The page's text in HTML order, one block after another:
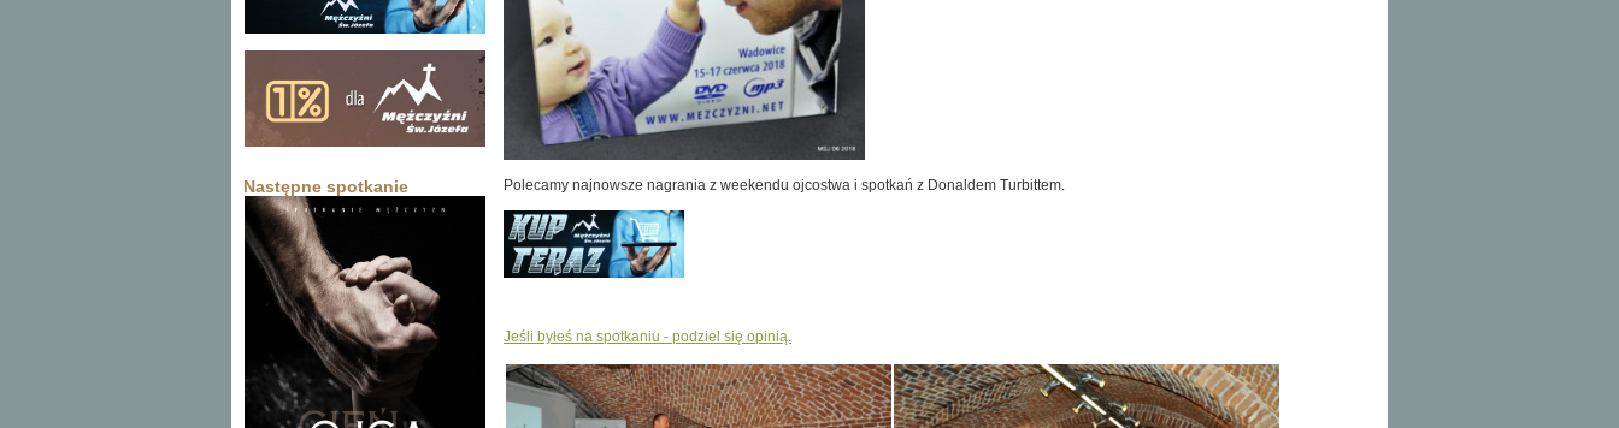
Następne spotkanie Polecamy najnowsze nagrania z weekendu ojcostwa i spotkań z Donaldem Turbittem.
Jeśli byłeś na spotkaniu - podziel się opinią.